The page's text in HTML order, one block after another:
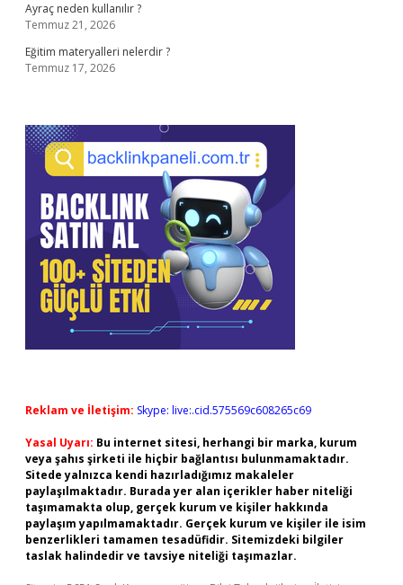
Ayraç neden kullanılır ?
Temmuz 21, 2026
Eğitim materyalleri nelerdir ?
Temmuz 17, 2026
Reklam ve İletişim: Skype: live:.cid.575569c608265c69
Yasal Uyarı: Bu internet sitesi, herhangi bir marka, kurum
veya şahıs şirketi ile hiçbir bağlantısı bulunmamaktadır.
Sitede yalnızca kendi hazırladığımız makaleler
paylaşılmaktadır. Burada yer alan içerikler haber niteliği
taşımamakta olup, gerçek kurum ve kişiler hakkında
paylaşım yapılmamaktadır. Gerçek kurum ve kişiler ile isim
benzerlikleri tamamen tesadüfidir. Sitemizdeki bilgiler
taslak halindedir ve tavsiye niteliği taşımazlar.